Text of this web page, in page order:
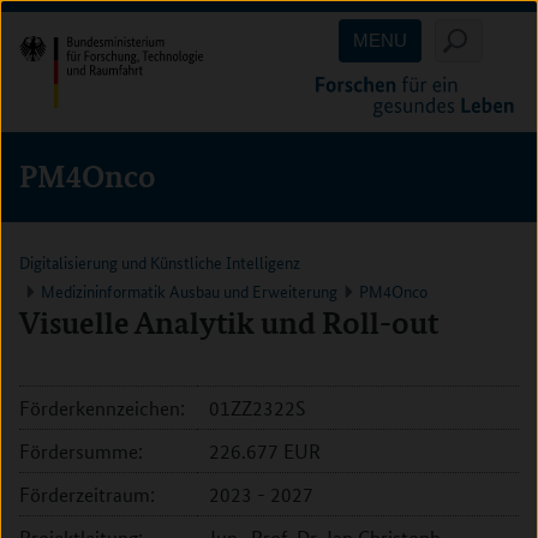
Direkt
zum
Inhalt
(Eingabetaste)
Direkt
zum
Hauptmenu
(Eingabetaste)
Direkt
zur
Suche
(Eingabetaste)
MENU
PM4Onco
Digitalisierung und Künstliche Intelligenz
Medizininformatik Ausbau und Erweiterung
PM4Onco
Visuelle Analytik und Roll-out
Förderkennzeichen:
01ZZ2322S
Fördersumme:
226.677 EUR
Förderzeitraum:
2023 - 2027